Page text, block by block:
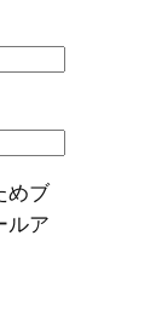
めブ
ルア